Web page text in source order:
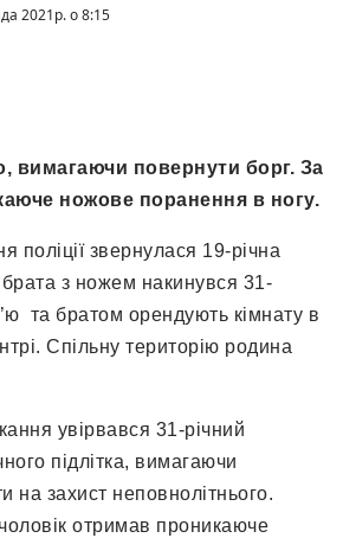
2021р. о 8:15
вимагаючи повернути борг. За
ножове поранення в ногу.
поліції звернулася 19-річна
з ножем накинувся 31-
та братом орендують кімнату в
Спільну територію родина
увірвався 31-річний
підлітка, вимагаючи
на захист неповнолітнього.
отримав проникаюче